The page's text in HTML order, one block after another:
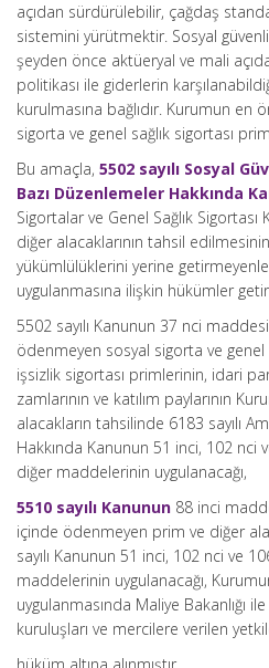
açıdan sürdürülebilir, çağdaş
sistemini yürütmektir. Sosyal
şeyden önce aktüeryal ve mali
politikası ile giderlerin
kurulmasına bağlıdır. Kurumun en
sigorta ve genel sağlık sigortası
Bu amaçla, 5502 sayılı Sosyal
Bazı Düzenlemeler Hakkında
Sigortalar ve Genel Sağlık
diğer alacaklarının tahsil
yükümlülüklerini yerine
uygulanmasına ilişkin hükümler
5502 sayılı Kanunun 37 nci
ödenmeyen sosyal sigorta ve genel
işsizlik sigortası primlerinin, idari
zamlarının ve katılım paylarının
alacakların tahsilinde 6183 sayılı
Hakkında Kanunun 51 inci, 102 nci
diğer maddelerinin uygulanacağı,
5510 sayılı Kanunun 88 inci
içinde ödenmeyen prim ve diğer
sayılı Kanunun 51 inci, 102 nci ve
maddelerinin uygulanacağı,
uygulanmasında Maliye Bakanlığı
kuruluşları ve mercilere verilen